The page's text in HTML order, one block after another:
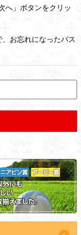
へ」ボタンをクリッ
お忘れになったパス